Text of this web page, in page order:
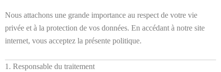
Nous attachons une grande importance au respect de votre vie
privée et à la protection de vos données. En accédant à notre site
internet, vous acceptez la présente politique.
1. Responsable du traitement